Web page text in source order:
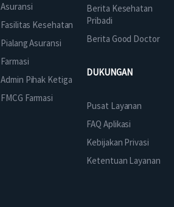
Asuransi
Fasilitas Kesehatan
Pialang Asuransi
Farmasi
Admin Pihak Ketiga
FMCG Farmasi
Berita Kesehatan
Pribadi
Berita Good Doctor
DUKUNGAN
Pusat Layanan
FAQ Aplikasi
Kebijakan Privasi
Ketentuan Layanan